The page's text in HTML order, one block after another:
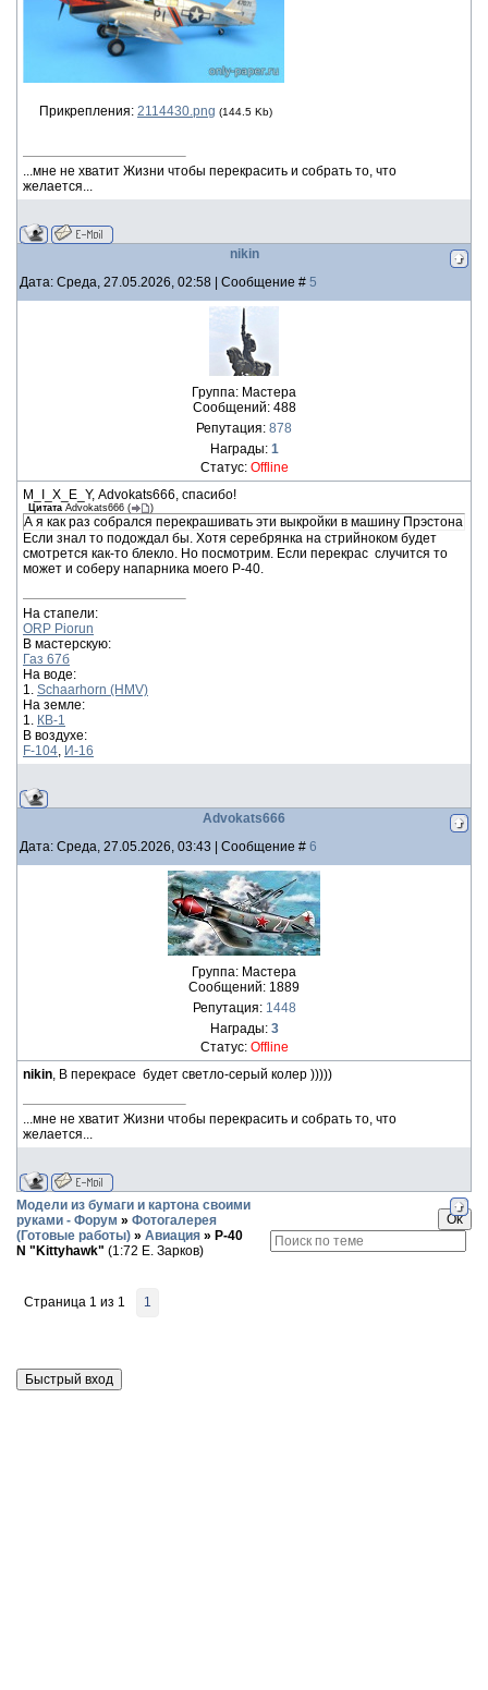
Прикрепления: 2114430.png (144.5 Kb)
...мне не хватит Жизни чтобы перекрасить и собрать то, что
желается...
nikin
Дата: Среда, 27.05.2026, 02:58 | Сообщение # 5
Группа: Мастера
Сообщений: 488
Репутация: 878
Награды: 1
Статус: Offline
M_I_X_E_Y, Advokats666, спасибо!
Цитата Advokats666 ( )
А я как раз собрался перекрашивать эти выкройки в машину Прэстона
Если знал то подождал бы. Хотя серебрянка на стрийноком будет
смотрется как-то блекло. Но посмотрим. Если перекрас случится то
может и соберу напарника моего Р-40.
На стапели:
ORP Piorun
В мастерскую:
Газ 67б
На воде:
1. Schaarhorn (HMV)
На земле:
1. КВ-1
В воздухе:
F-104, И-16
Advokats666
Дата: Среда, 27.05.2026, 03:43 | Сообщение # 6
Группа: Мастера
Сообщений: 1889
Репутация: 1448
Награды: 3
Статус: Offline
nikin, В перекрасе будет светло-серый колер )))))
...мне не хватит Жизни чтобы перекрасить и собрать то, что
желается...
Модели из бумаги и картона своими
руками - Форум » Фотогалерея
(Готовые работы) » Авиация » P-40
N "Kittyhawk" (1:72 Е. Зарков)
Страница 1 из 1 1